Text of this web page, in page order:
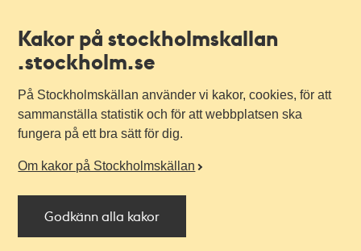
Kakor på stockholmskallan
.stockholm.se
På Stockholmskällan använder vi kakor, cookies, för att
sammanställa statistik och för att webbplatsen ska
fungera på ett bra sätt för dig.
Om kakor på Stockholmskällan
Godkänn alla kakor